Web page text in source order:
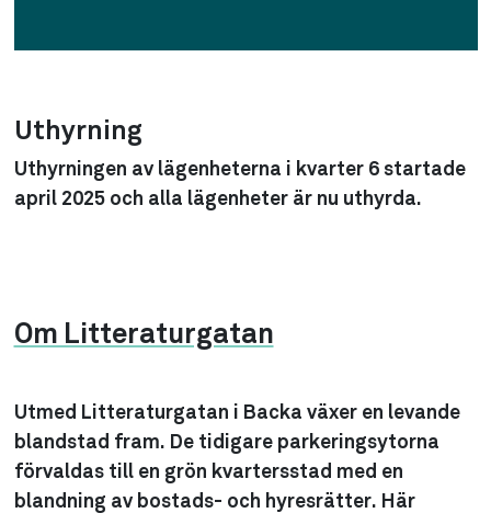
Uthyrning
Uthyrningen av lägenheterna i kvarter 6 startade
april 2025 och alla lägenheter är nu uthyrda.
Om Litteraturgatan
Utmed Litteraturgatan i Backa växer en levande
blandstad fram. De tidigare parkeringsytorna
förvaldas till en grön kvartersstad med en
blandning av bostads- och hyresrätter. Här